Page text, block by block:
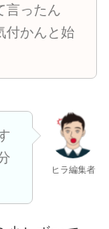
言ったん
付かんと始
ヒラ編集者